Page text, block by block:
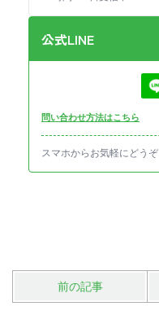
公式LINE
問い合わせ方法はこちら
スマホからお気軽にどうぞ
前の記事